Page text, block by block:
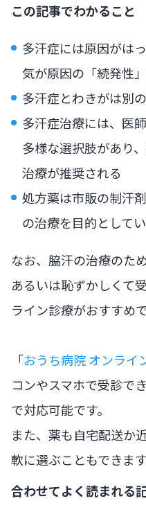
この記事でわかること
多汗症には原因がは
気が原因の「続発性
多汗症とわきがは別
多汗症治療には、医
多様な選択肢があり
治療が推奨される
処方薬は市販の制汗
の治療を目的として
なお、脇汗の治療のた
あるいは恥ずかしくて
ライン診療がおすすめで
「おうち病院 オンライ
コンやスマホで受診で
で対応可能です。
また、薬も自宅配送か
軟に選ぶこともできます
合わせてよく読まれる